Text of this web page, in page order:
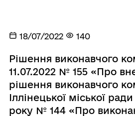
18/07/2022 140
Рішення виконавчого
11.07.2022 № 155 «Про
рішення виконавчого
Іллінецької міської
року № 144 «Про